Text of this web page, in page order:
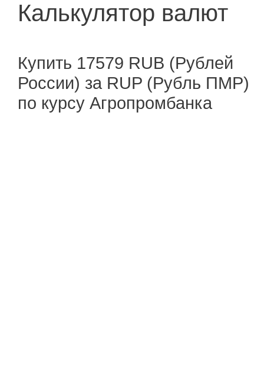
Калькулятор валют
Купить 17579 RUB (Рублей
России) за RUP (Рубль ПМР)
по курсу Агропромбанка